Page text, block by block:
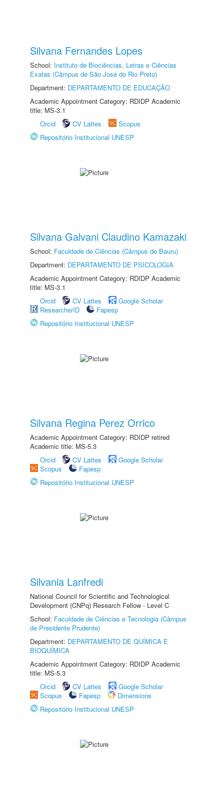
Silvana Fernandes Lopes
School: Instituto de Biociências, Letras e Ciências
Exatas (Câmpus de São José do Rio Preto)
Department: DEPARTAMENTO DE EDUCAÇÃO
Academic Appointment Category: RDIDP Academic
title: MS-3.1
Orcid
CV Lattes
Scopus
Repositório Institucional UNESP
Silvana Galvani Claudino Kamazaki
School: Faculdade de Ciências (Câmpus de Bauru)
Department: DEPARTAMENTO DE PSICOLOGIA
Academic Appointment Category: RDIDP Academic
title: MS-3.1
Orcid
CV Lattes
Google Scholar
ResearcherID
Fapesp
Repositório Institucional UNESP
Silvana Regina Perez Orrico
Academic Appointment Category: RDIDP retired
Academic title: MS-5.3
Orcid
CV Lattes
Google Scholar
Scopus
Fapesp
Repositório Institucional UNESP
Silvania Lanfredi
National Council for Scientific and Technological
Development (CNPq) Research Fellow - Level C
School: Faculdade de Ciências e Tecnologia (Câmpus
de Presidente Prudente)
Department: DEPARTAMENTO DE QUÍMICA E
BIOQUÍMICA
Academic Appointment Category: RDIDP Academic
title: MS-5.3
Orcid
CV Lattes
Google Scholar
Scopus
Fapesp
Dimensions
Repositório Institucional UNESP